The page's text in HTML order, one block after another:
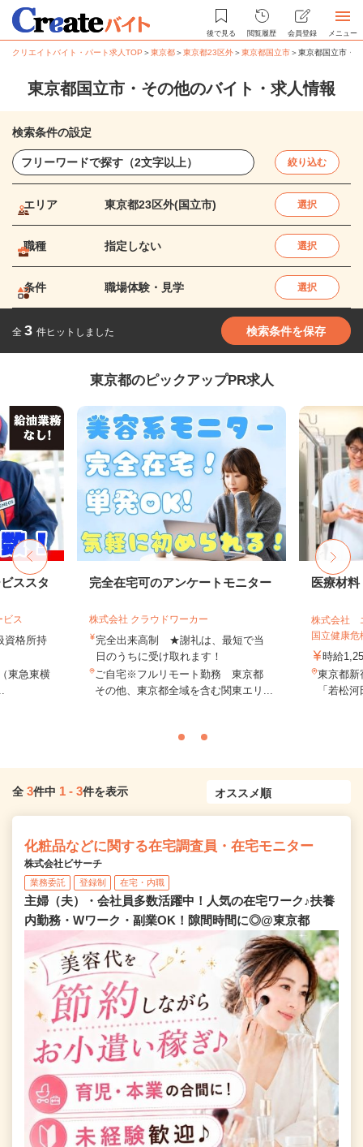
後で見る 閲覧履歴 会員登録 メニュー
クリエイトバイト・パート求人TOP ＞東京都＞東京都23区外＞東京都国立市＞東京都国立市・
東京都国立市・その他のバイト・求人情報
検索条件の設定
絞り込む
エリア 東京都23区外(国立市) 選択
職種 指定しない 選択
条件 職場体験・見学 選択
全 3 件ヒットしました 検索条件を保存
東京都のピックアップPR求人
ススタ
ス
格所持
東急東横
完全在宅可のアンケートモニター
株式会社 クラウドワーカー
完全出来高制 ★謝礼は、最短で当
日のうちに受け取れます！
ご自宅※フルリモート勤務 東京都
その他、東京都全域を含む関東エリ...
医療材
株式会社
国立健康危
時給
東京都新
「若松
全 3件中 1 - 3件を表示
化粧品などに関する在宅調査員・在宅モニター
株式会社ビサーチ
業務委託 登録制 在宅・内職
主婦（夫）・会社員多数活躍中！人気の在宅ワーク♪扶養
内勤務・Wワーク・副業OK！隙間時間に◎@東京都